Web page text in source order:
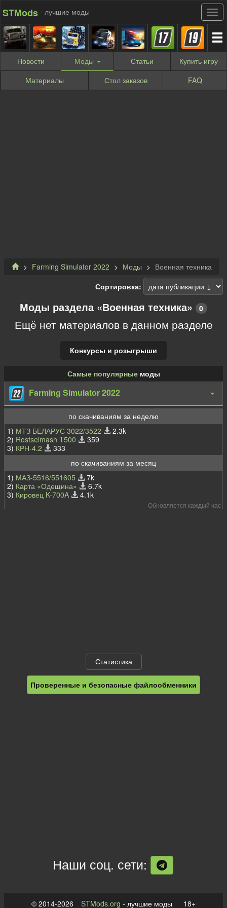
STMods - лучшие моды
Новости Моды Статьи Купить игру
Материалы
Стол заказов FAQ
Farming Simulator 2022 Моды
Военная техника
Сортировка:
Моды раздела «Военная техника» 0
Ещё нет материалов в данном разделе
Конкурсы и розыгрыши
Самые популярныемоды
Farming Simulator 2022
по скачиваниям за неделю
1) МТЗ БЕЛАРУС 3022/3522
2.3k
2) Rostselmash T500
359
3) КРН-4.2
333
по скачиваниям за месяц
1) МАЗ-5516/551605
7k
2) Карта «Одещина»
6.7k
3) Кировец K-700A 4.1k
Обновляется каждый час
Статистика
Проверенные и безопасные файлообменники
Наши соц. сети:
© 2014-2026 STMods.org - лучшие моды 18+